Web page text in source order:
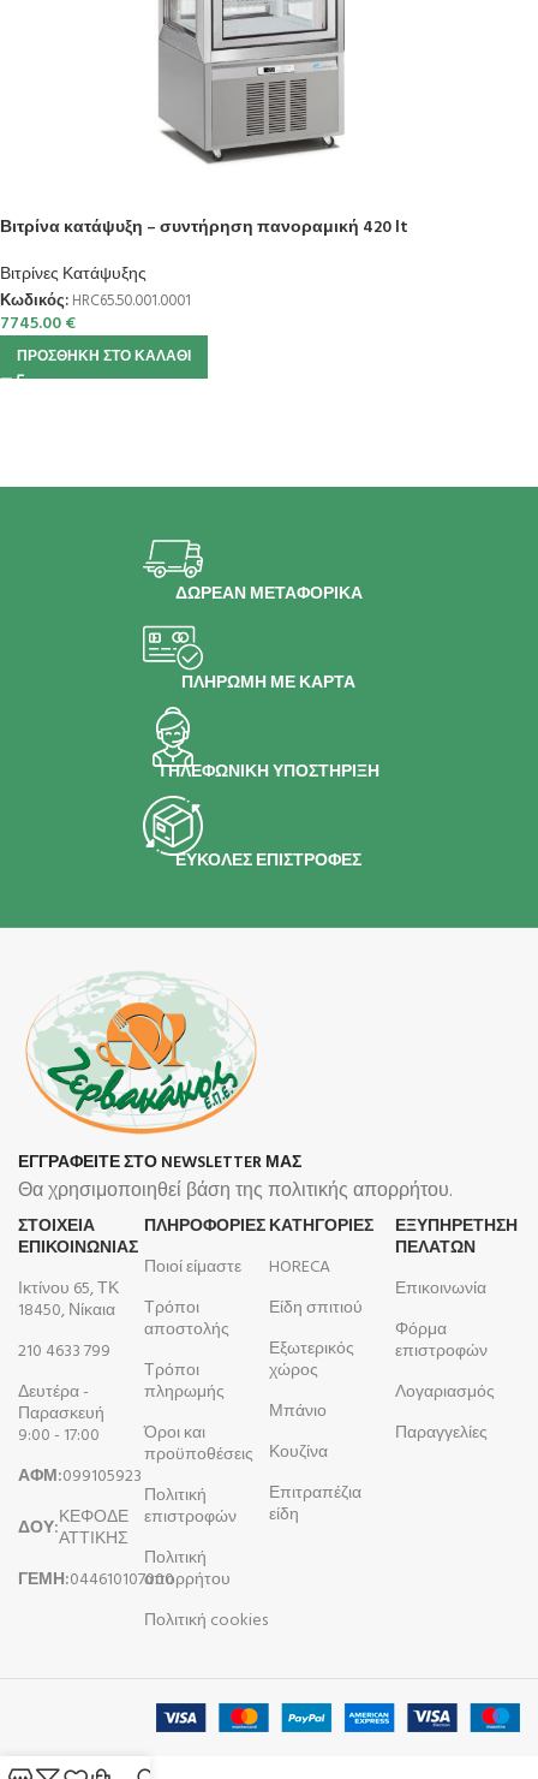
Βιτρίνα κατάψυξη – συντήρηση πανοραμική 420 lt
Βιτρίνες Κατάψυξης
Κωδικός: HRC65.50.001.0001
7745.00€
ΠΡΟΣΘΉΚΗ ΣΤΟ ΚΑΛΆΘΙ
ΔΩΡΕΑΝ ΜΕΤΑΦΟΡΙΚΑ
ΠΛΗΡΩΜΗ ΜΕ ΚΑΡΤΑ
ΤΗΛΕΦΩΝΙΚΗ ΥΠΟΣΤΗΡΙΞΗ
ΕΥΚΟΛΕΣ ΕΠΙΣΤΡΟΦΕΣ
ΕΓΓΡΑΦΕΙΤΕ ΣΤΟ NEWSLETTER ΜΑΣ
Θα χρησιμοποιηθεί βάση της πολιτικής απορρήτου.
ΣΤΟΙΧΕΙΑ
ΕΠΙΚΟΙΝΩΝΙΑΣ
Ικτίνου 65, ΤΚ
18450, Νίκαια
210 4633 799
Δευτέρα -
Παρασκευή
9:00 - 17:00
ΑΦΜ:099105923
ΔΟΥ:ΚΕΦΟΔΕ
ΑΤΤΙΚΗΣ
ΓΕΜΗ:044610107000
ΠΛΗΡΟΦΟΡΊΕΣ
Ποιοί είμαστε
Τρόποι
αποστολής
Τρόποι
πληρωμής
Όροι και
προϋποθέσεις
Πολιτική
επιστροφών
Πολιτική
απορρήτου
Πολιτική cookies
ΚΑΤΗΓΟΡΙΕΣ
HORECA
Είδη σπιτιού
Εξωτερικός
χώρος
Μπάνιο
Κουζίνα
Επιτραπέζια
είδη
ΕΞΥΠΗΡΕΤΗΣΗ
ΠΕΛΑΤΩΝ
Επικοινωνία
Φόρμα
επιστροφών
Λογαριασμός
Παραγγελίες